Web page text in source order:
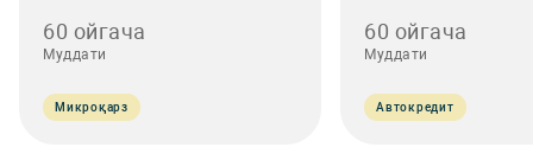
60 ойгача
Муддати
Микроқарз
60 ойгача
Муддати
Автокредит